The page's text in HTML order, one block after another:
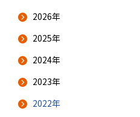
2026年
2025年
2024年
2023年
2022年